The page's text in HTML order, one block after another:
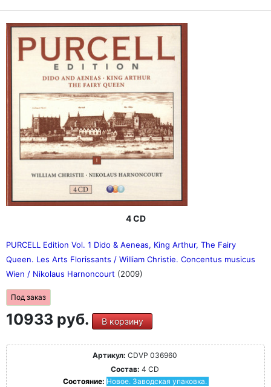
4 CD
PURCELL Edition Vol. 1 Dido & Aeneas, King Arthur, The Fairy
Queen. Les Arts Florissants / William Christie. Concentus musicus
Wien / Nikolaus Harnoncourt (2009)
Под заказ
10933 руб. В корзину
Артикул: CDVP 036960
Состав: 4 CD
Состояние: Новое. Заводская упаковка.